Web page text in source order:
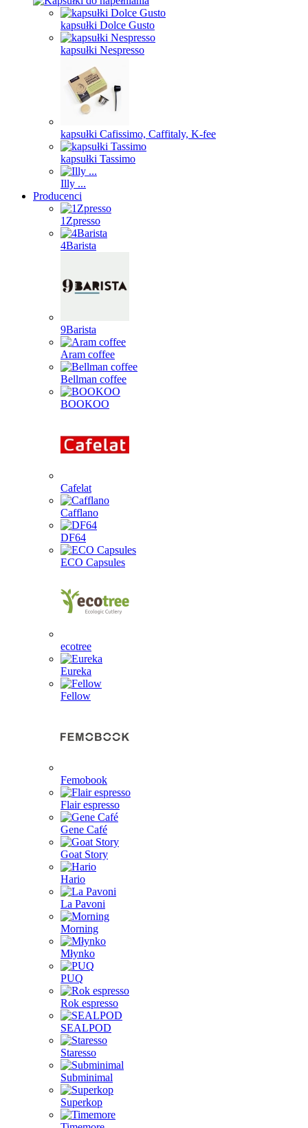
kapsułki Dolce Gusto
kapsułki Nespresso
kapsułki Cafissimo, Caffitaly, K-fee
kapsułki Tassimo
Illy ...
Producenci
1Zpresso
4Barista
9Barista
Aram coffee
Bellman coffee
BOOKOO
Cafelat
Cafflano
DF64
ECO Capsules
ecotree
Eureka
Fellow
Femobook
Flair espresso
Gene Café
Goat Story
Hario
La Pavoni
Morning
Młynko
PUQ
Rok espresso
SEALPOD
Staresso
Subminimal
Superkop